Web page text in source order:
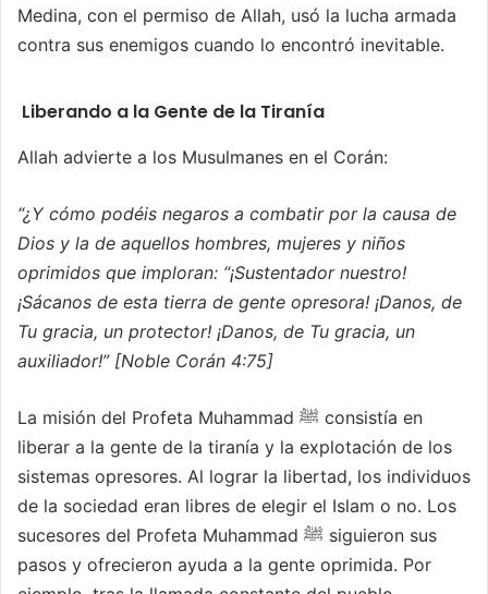
Medina, con el permiso de Allah, usó la lucha armada
contra sus enemigos cuando lo encontró inevitable.
Liberando a la Gente de la Tiranía
Allah advierte a los Musulmanes en el Corán:
“¿Y cómo podéis negaros a combatir por la causa de
Dios y la de aquellos hombres, mujeres y niños
oprimidos que imploran: “¡Sustentador nuestro!
¡Sácanos de esta tierra de gente opresora! ¡Danos, de
Tu gracia, un protector! ¡Danos, de Tu gracia, un
auxiliador!” [Noble Corán 4:75]
La misión del Profeta Muhammad ﷺ consistía en
liberar a la gente de la tiranía y la explotación de los
sistemas opresores. Al lograr la libertad, los individuos
de la sociedad eran libres de elegir el Islam o no. Los
sucesores del Profeta Muhammad ﷺ siguieron sus
pasos y ofrecieron ayuda a la gente oprimida. Por